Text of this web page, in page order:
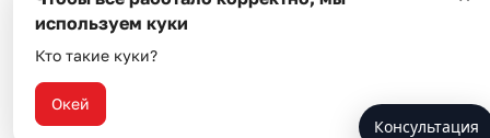
используем куки
Кто такие куки?
Окей
Консультация